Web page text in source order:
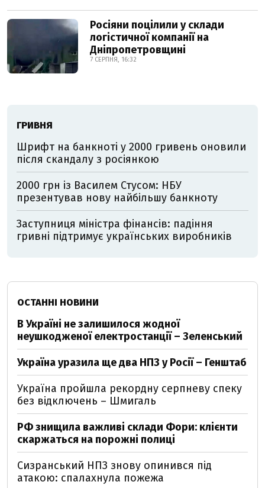
Росіяни поцілили у склади
логістичної компанії на
Дніпропетровщині
7 СЕРПНЯ, 16:32
ГРИВНЯ
Шрифт на банкноті у 2000 гривень оновили
після скандалу з росіянкою
2000 грн із Василем Стусом: НБУ
презентував нову найбільшу банкноту
Заступниця міністра фінансів: падіння
гривні підтримує українських виробників
ОСТАННІ НОВИНИ
В Україні не залишилося жодної
неушкодженої електростанції – Зеленський
Україна уразила ще два НПЗ у Росії – Генштаб
Україна пройшла рекордну серпневу спеку
без відключень – Шмигаль
РФ знищила важливі склади Фори: клієнти
скаржаться на порожні полиці
Сизранський НПЗ знову опинився під
атакою: спалахнула пожежа